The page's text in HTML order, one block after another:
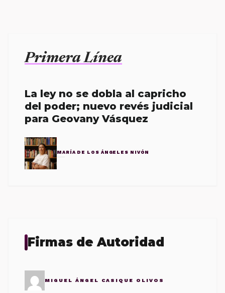
Primera Línea
La ley no se dobla al capricho
del poder; nuevo revés judicial
para Geovany Vásquez
MARÍA DE LOS ÁNGELES NIVÓN
Firmas de Autoridad
MIGUEL ÁNGEL CASIQUE OLIVOS